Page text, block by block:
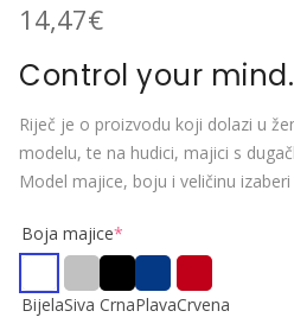
14,47€
Control your mind.
Riječ je o proizvodu koji dolazi u
modelu, te na hudici, majici s
Model majice, boju i veličinu
Boja majice*
BijelaSiva CrnaPlavaCrvena